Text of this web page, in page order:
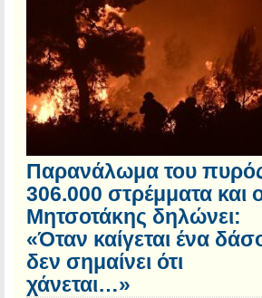
Παρανάλωμα του
306.000 στρέμματα και
Μητσοτάκης δηλώνει:
«Όταν καίγεται ένα
δεν σημαίνει ότι
χάνεται…»